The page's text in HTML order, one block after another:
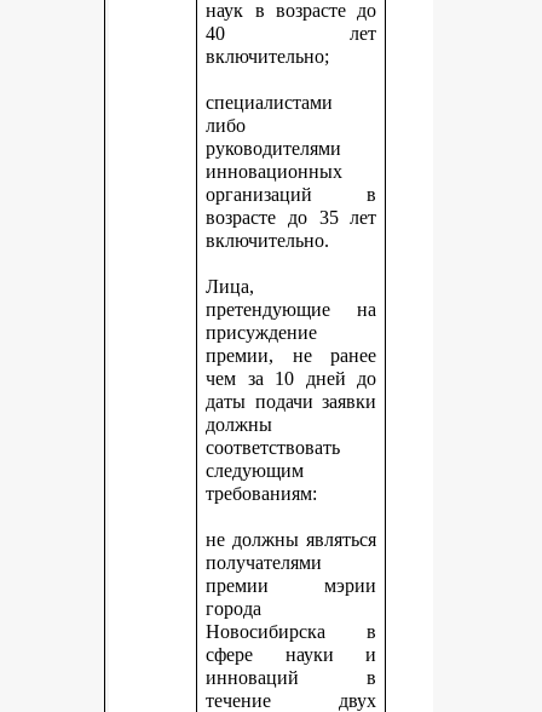
наук в возрасте до
40 лет
включительно;
специалистами
либо
руководителями
инновационных
организаций в
возрасте до 35 лет
включительно.
Лица,
претендующие на
присуждение
премии, не ранее
чем за 10 дней до
даты подачи заявки
должны
соответствовать
следующим
требованиям:
не должны являться
получателями
премии мэрии
города
Новосибирска в
сфере науки и
инноваций в
течение двух